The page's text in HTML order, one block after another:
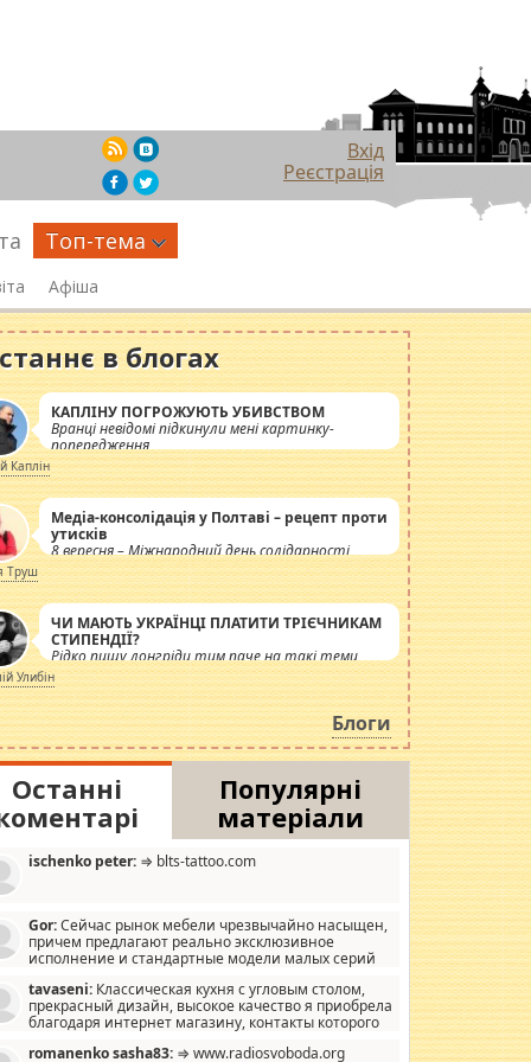
Вхід
Реєстрація
Топ-тема
Афіша
в блогах
КАПЛІНУ ПОГРОЖУЮТЬ УБИВСТВОМ
Вранці невідомі підкинули мені картинку-
попередження
Каплін
Медіа-консолідація у Полтаві – рецепт проти
утисків
8 вересня – Міжнародний день солідарності
журналістів.
Труш
ЧИ МАЮТЬ УКРАЇНЦІ ПЛАТИТИ ТРІЄЧНИКАМ
СТИПЕНДІЇ?
Рідко пишу лонгріди тим паче на такі теми,
але вже просто дістало! Обурюють сьогоднішні
інсенуації навколо стипендіального питання.
Штучно роздувається ще одна соціальна
катастрофа.
Улибін
Блоги
Останні
Популярні
матеріали
ischenko peter: ⇒ blts-tattoo.com
Gor:Сейчас рынок мебели чрезвычайно насыщен,
причем предлагают реально эксклюзивное
исполнение и стандартные модели малых серий
мало походит на стандартные формы, в MebelOk,
и что главное - со вкусом все в порядке,
ненужных наворотов удорожающих мебель, а это не
tavaseni: Классическая кухня с угловым столом,
прекрасный дизайн, высокое качество я приобрела
благодаря интернет магазину, контакты которого
romanenko sasha83: ⇒ www.radiosvoboda.org